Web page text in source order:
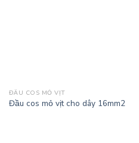
ĐẦU COS MỎ VỊT
Đầu cos mỏ vịt cho dây 16mm2